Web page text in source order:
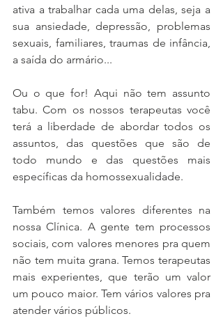
ativa a trabalhar cada uma delas, seja a
sua ansiedade, depressão, problemas
sexuais, familiares, traumas de infância,
a saída do armário...
Ou o que for! Aqui não tem assunto
tabu. Com os nossos terapeutas você
terá a liberdade de abordar todos os
assuntos, das questões que são de
todo mundo e das questões mais
específicas da homossexualidade.
Também temos valores diferentes na
nossa Clínica. A gente tem processos
sociais, com valores menores pra quem
não tem muita grana. Temos terapeutas
mais experientes, que terão um valor
um pouco maior. Tem vários valores pra
atender vários públicos.